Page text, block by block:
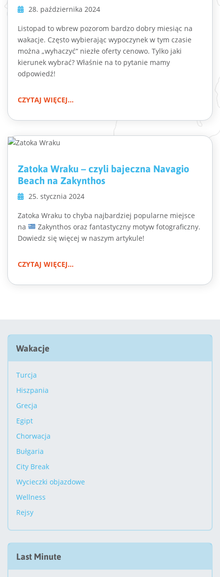
28. października 2024
Listopad to wbrew pozorom bardzo dobry miesiąc na
wakacje. Często wybierając wypoczynek w tym czasie
można „wyhaczyć“ niezłe oferty cenowo. Tylko jaki
kierunek wybrać? Właśnie na to pytanie mamy
odpowiedź!
CZYTAJ WIĘCEJ...
Zatoka Wraku – czyli bajeczna Navagio
Beach na Zakynthos
25. stycznia 2024
Zatoka Wraku to chyba najbardziej popularne miejsce
na
Zakynthos oraz fantastyczny motyw fotograficzny.
Dowiedz się więcej w naszym artykule!
CZYTAJ WIĘCEJ...
Wakacje
Turcja
Hiszpania
Grecja
Egipt
Chorwacja
Bułgaria
City Break
Wycieczki objazdowe
Wellness
Rejsy
Last Minute